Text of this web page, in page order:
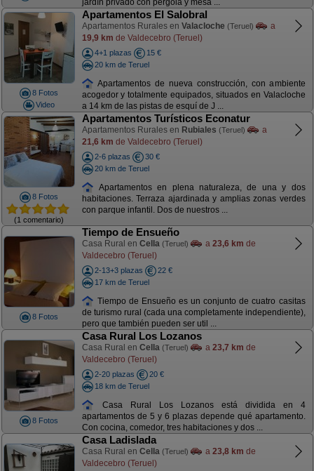
jardín privado con pérgola y mesa ...
8 Fotos
Video
Apartamentos El Salobral
Apartamentos Rurales en Valacloche (Teruel)
a
19,9 km de Valdecebro (Teruel)
4+1 plazas
15 €
20 km de Teruel
Apartamentos de nueva construcción, con ambiente
acogedor y totalmente equipados, situados en Valacloche
a 14 km de las pistas de esquí de J ...
8 Fotos
(1 comentario)
Apartamentos Turísticos Econatur
Apartamentos Rurales en Rubiales (Teruel)
a
21,6 km de Valdecebro (Teruel)
2-6 plazas
30 €
20 km de Teruel
Apartamentos en plena naturaleza, de una y dos
habitaciones. Terraza ajardinada y amplias zonas verdes
con parque infantil. Dos de nuestros ...
8 Fotos
Tiempo de Ensueño
Casa Rural en Cella (Teruel) a 23,6 km de
Valdecebro (Teruel)
2-13+3 plazas
22 €
17 km de Teruel
Tiempo de Ensueño es un conjunto de cuatro casitas
de turismo rural (cada una completamente independiente),
pero que también pueden ser util ...
8 Fotos
Casa Rural Los Lozanos
Casa Rural en Cella (Teruel) a 23,7 km de
Valdecebro (Teruel)
2-20 plazas
20 €
18 km de Teruel
Casa Rural Los Lozanos está dividida en 4
apartamentos de 5 y 6 plazas depende qué apartamento.
Con cocina, comedor, tres habitaciones y dos ...
Casa Ladislada
Casa Rural en Cella (Teruel) a 23,8 km de
Valdecebro (Teruel)